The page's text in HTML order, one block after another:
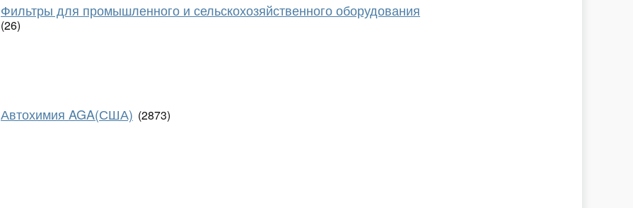
Фильтры для промышленного и сельскохозяйственного оборудования
(26)
Автохимия AGA(США) (2873)